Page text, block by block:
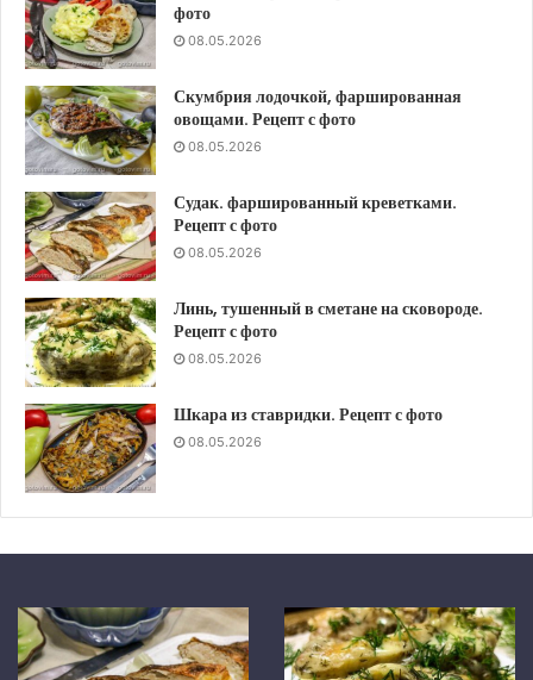
фото
08.05.2026
Скумбрия лодочкой, фаршированная
овощами. Рецепт с фото
08.05.2026
Судак. фаршированный креветками.
Рецепт с фото
08.05.2026
Линь, тушенный в сметане на сковороде.
Рецепт с фото
08.05.2026
Шкара из ставридки. Рецепт с фото
08.05.2026
Шкара
из
ставридки.
Скумбрия
в
средиземноморском